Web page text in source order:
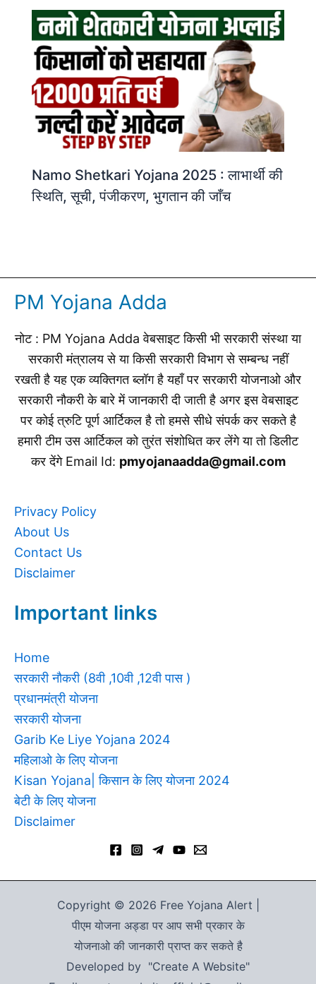
Namo Shetkari Yojana 2025 : लाभार्थी की
स्थिति, सूची, पंजीकरण, भुगतान की जाँच
PM Yojana Adda
नोट : PM Yojana Adda वेबसाइट किसी भी सरकारी संस्था या
सरकारी मंत्रालय से या किसी सरकारी विभाग से सम्बन्ध नहीं
रखती है यह एक व्यक्तिगत ब्लॉग है यहाँ पर सरकारी योजनाओ और
सरकारी नौकरी के बारे में जानकारी दी जाती है अगर इस वेबसाइट
पर कोई त्रुटि पूर्ण आर्टिकल है तो हमसे सीधे संपर्क कर सकते है
हमारी टीम उस आर्टिकल को तुरंत संशोधित कर लेंगे या तो डिलीट
कर देंगे Email Id: pmyojanaadda@gmail.com
Privacy Policy
About Us
Contact Us
Disclaimer
Important links
Home
सरकारी नौकरी (8वी ,10वी ,12वी पास )
प्रधानमंत्री योजना
सरकारी योजना
Garib Ke Liye Yojana 2024
महिलाओ के लिए योजना
Kisan Yojana| किसान के लिए योजना 2024
बेटी के लिए योजना
Disclaimer
Copyright © 2026 Free Yojana Alert |
पीएम योजना अड्डा पर आप सभी प्रकार के
योजनाओ की जानकारी प्राप्त कर सकते है
Developed by "Create A Website"